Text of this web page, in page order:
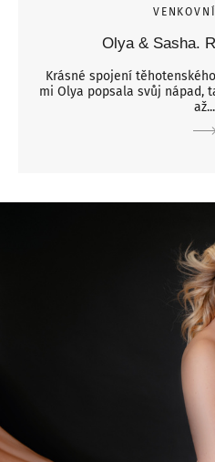
Olya & Sasha.
Krásné spojení
mi Olya popsala svůj nápad,
až...